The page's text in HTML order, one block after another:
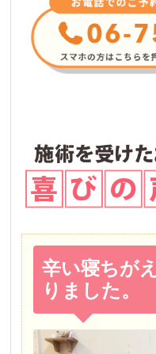
辛い寝ちが
りました。